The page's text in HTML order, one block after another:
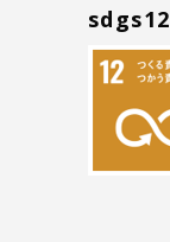
sdgs12